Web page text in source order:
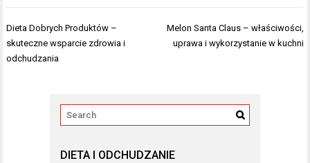
Nawigacja
wpisu
Dieta Dobrych Produktów –
skuteczne wsparcie zdrowia i
odchudzania
Melon Santa Claus – właściwości,
uprawa i wykorzystanie w kuchni
DIETA I ODCHUDZANIE